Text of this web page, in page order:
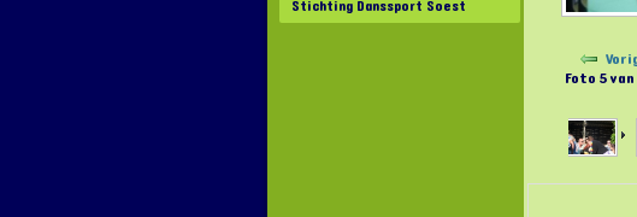
Stichting Danssport Soest
Foto 5